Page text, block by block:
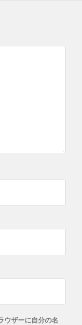
ウザーに自分の名